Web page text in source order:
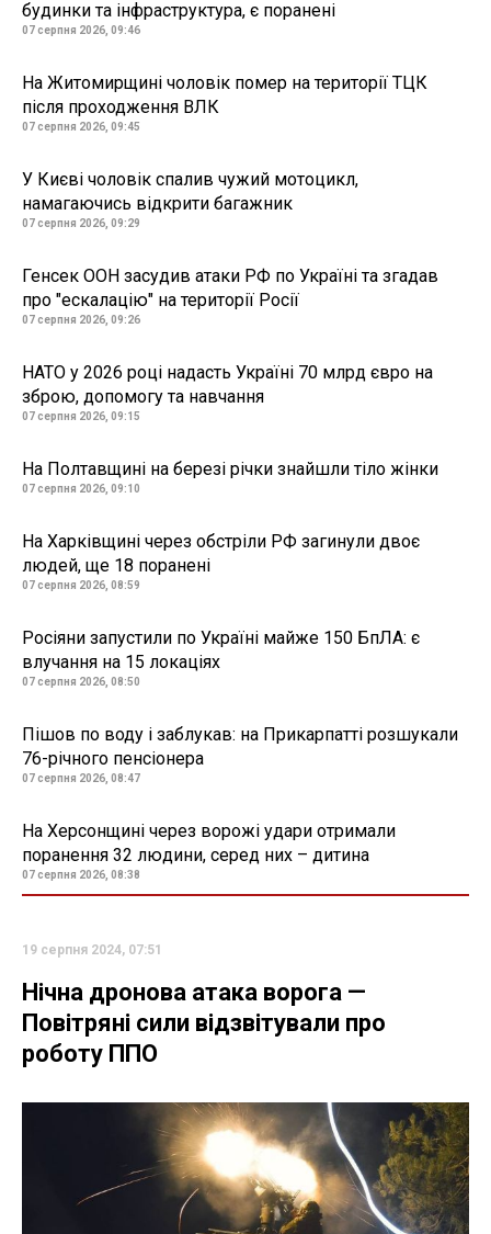
будинки та інфраструктура, є поранені
07 серпня 2026, 09:46
На Житомирщині чоловік помер на території ТЦК
після проходження ВЛК
07 серпня 2026, 09:45
У Києві чоловік спалив чужий мотоцикл,
намагаючись відкрити багажник
07 серпня 2026, 09:29
Генсек ООН засудив атаки РФ по Україні та згадав
про "ескалацію" на території Росії
07 серпня 2026, 09:26
НАТО у 2026 році надасть Україні 70 млрд євро на
зброю, допомогу та навчання
07 серпня 2026, 09:15
На Полтавщині на березі річки знайшли тіло жінки
07 серпня 2026, 09:10
На Харківщині через обстріли РФ загинули двоє
людей, ще 18 поранені
07 серпня 2026, 08:59
Росіяни запустили по Україні майже 150 БпЛА: є
влучання на 15 локаціях
07 серпня 2026, 08:50
Пішов по воду і заблукав: на Прикарпатті розшукали
76-річного пенсіонера
07 серпня 2026, 08:47
На Херсонщині через ворожі удари отримали
поранення 32 людини, серед них – дитина
07 серпня 2026, 08:38
19 серпня 2024, 07:51
Нічна дронова атака ворога —
Повітряні сили відзвітували про
роботу ППО